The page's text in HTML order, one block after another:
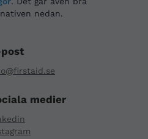
nedan.
medier